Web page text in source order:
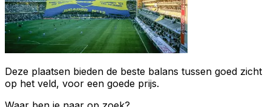
Deze plaatsen bieden de beste balans tussen goed zicht
op het veld, voor een goede prijs.